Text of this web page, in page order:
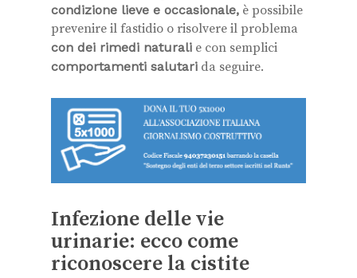
condizione lieve e occasionale, è possibile
prevenire il fastidio o risolvere il problema
con dei rimedi naturali e con semplici
comportamenti salutari da seguire.
Infezione delle vie
urinarie: ecco come
riconoscere la cistite